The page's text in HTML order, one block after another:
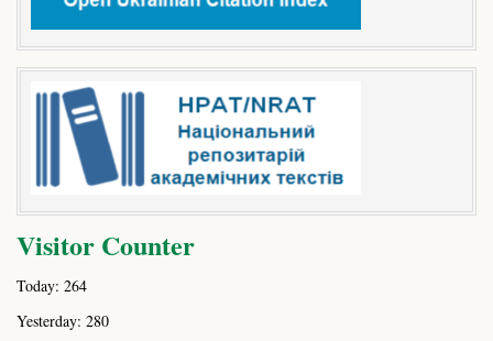
Visitor Counter
Today: 264
Yesterday: 280